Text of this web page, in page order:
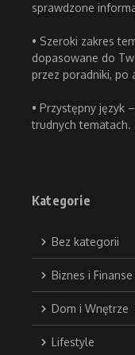
sprawdzone
• Szeroki zakres
dopasowane do
przez poradniki, po
• Przystępny język
trudnych tematach.
Kategorie
Bez kategorii
Biznes i Finanse
Dom i Wnętrze
Lifestyle